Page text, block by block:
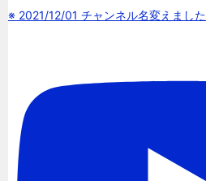
※ 2021/12/01 チャンネル名変えました